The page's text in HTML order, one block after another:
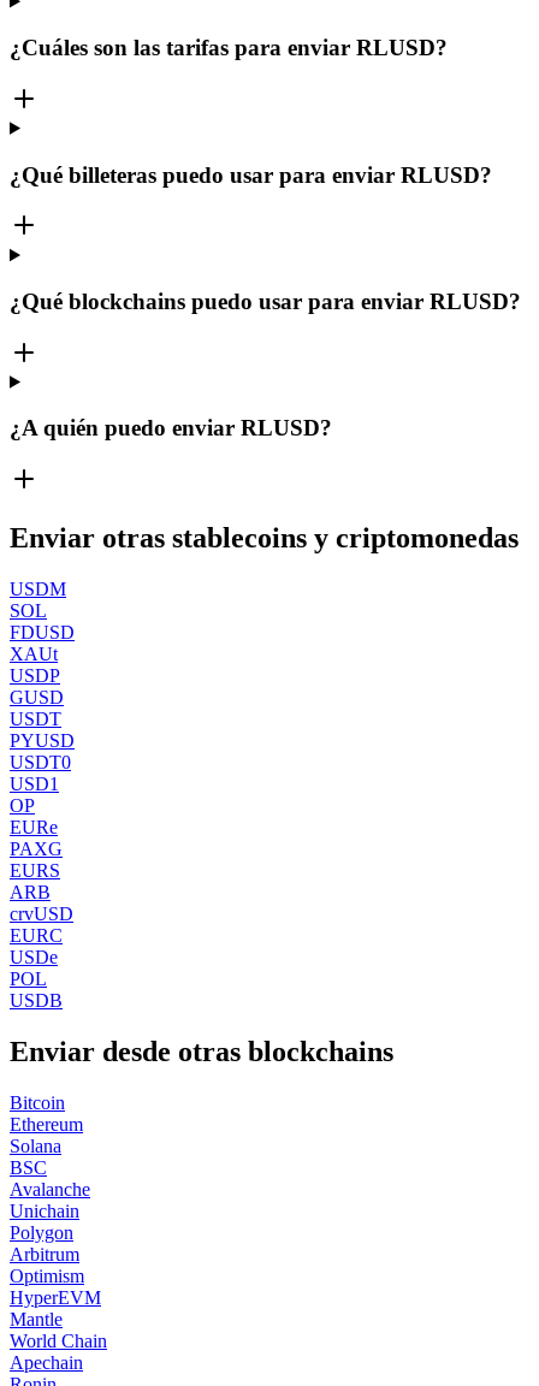
¿Cuáles son las tarifas para enviar RLUSD?
¿Qué billeteras puedo usar para enviar RLUSD?
¿Qué blockchains puedo usar para enviar RLUSD?
¿A quién puedo enviar RLUSD?
Enviar otras stablecoins y criptomonedas
USDM
SOL
FDUSD
XAUt
USDP
GUSD
USDT
PYUSD
USDT0
USD1
OP
EURe
PAXG
EURS
ARB
crvUSD
EURC
USDe
POL
USDB
Enviar desde otras blockchains
Bitcoin
Ethereum
Solana
BSC
Avalanche
Unichain
Polygon
Arbitrum
Optimism
HyperEVM
Mantle
World Chain
Apechain